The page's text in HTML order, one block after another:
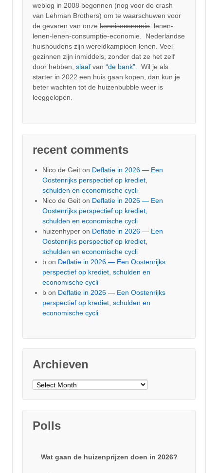
weblog in 2008 begonnen (nog voor de crash
van Lehman Brothers) om te waarschuwen voor
de gevaren van onze kenniseconomie lenen-
lenen-lenen-consumptie-economie. Nederlandse
huishoudens zijn wereldkampioen lenen. Veel
gezinnen zijn inmiddels, zonder dat ze het zelf
door hebben, slaaf van “de bank”. Wil je als
starter in 2022 een huis gaan kopen, dan kun je
beter wachten tot de huizenbubble weer is
leeggelopen.
recent comments
Nico de Geit on Deflatie in 2026 — Een
Oostenrijks perspectief op krediet,
schulden en economische cycli
Nico de Geit on Deflatie in 2026 — Een
Oostenrijks perspectief op krediet,
schulden en economische cycli
huizenhyper on Deflatie in 2026 — Een
Oostenrijks perspectief op krediet,
schulden en economische cycli
b on Deflatie in 2026 — Een Oostenrijks
perspectief op krediet, schulden en
economische cycli
b on Deflatie in 2026 — Een Oostenrijks
perspectief op krediet, schulden en
economische cycli
Archieven
Archieven
Polls
Wat gaan de huizenprijzen doen in 2026?